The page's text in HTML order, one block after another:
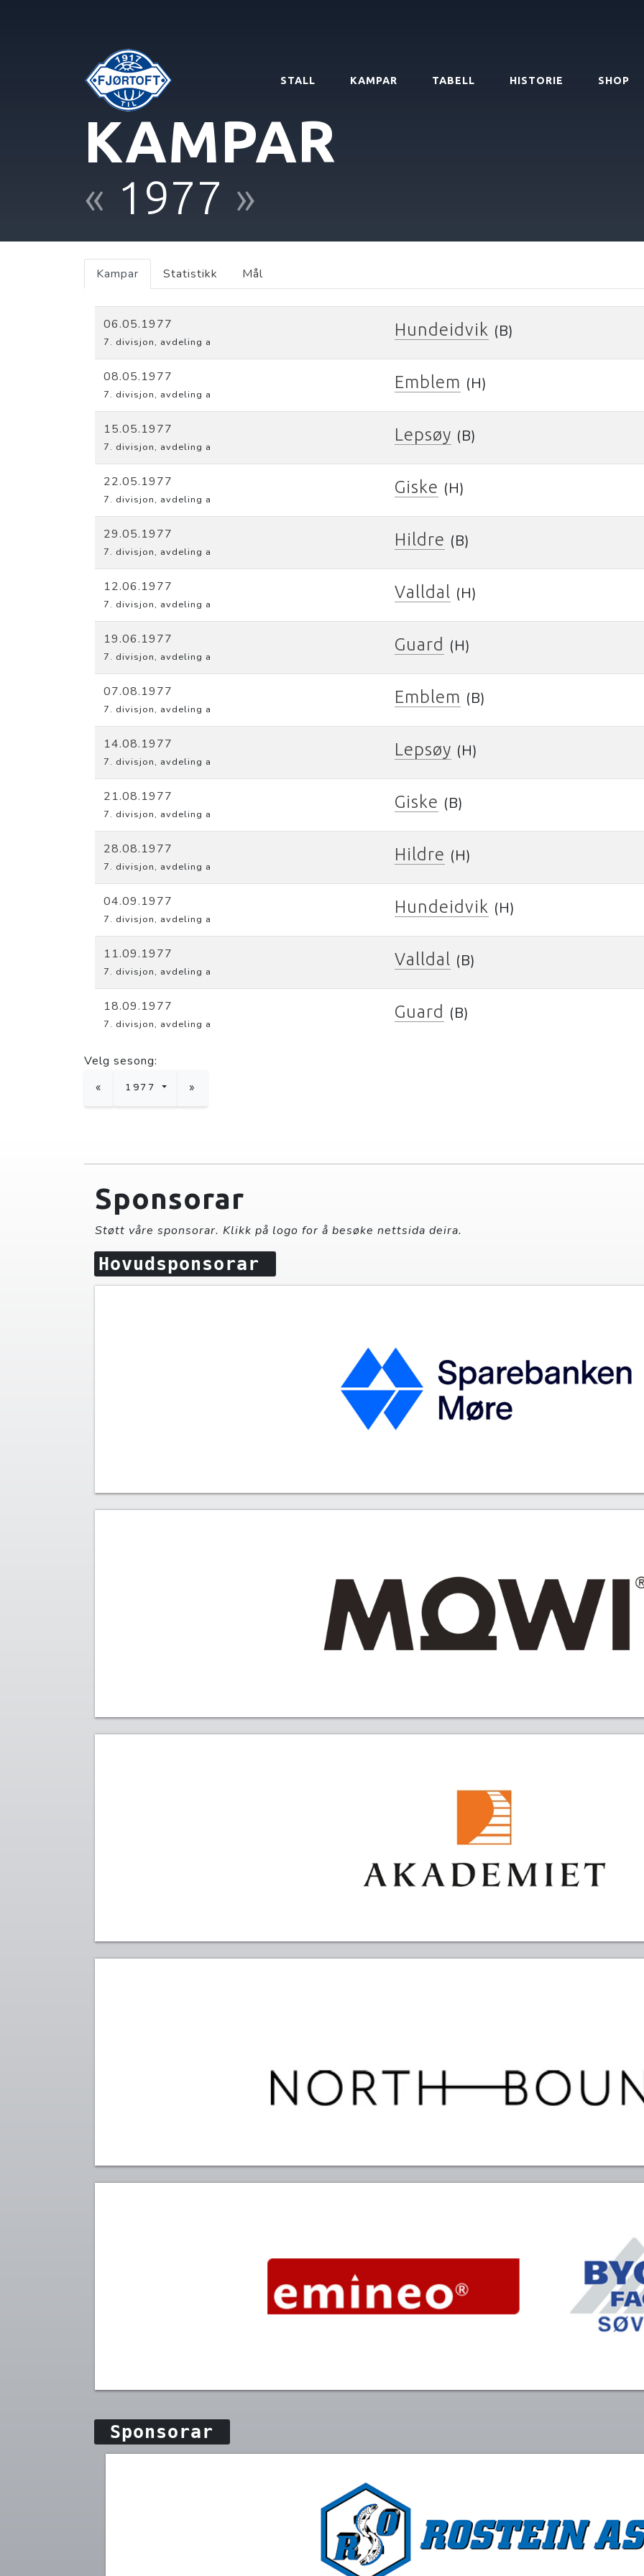
STALL KAMPAR TABELL HISTORIE SHOP
KAMPAR
« 1977 »
Kampar Statistikk Mål
06.05.1977
7. divisjon, avdeling a
Hundeidvik (B)
08.05.1977
7. divisjon, avdeling a
Emblem (H)
15.05.1977
7. divisjon, avdeling a
Lepsøy (B)
22.05.1977
7. divisjon, avdeling a
Giske (H)
29.05.1977
7. divisjon, avdeling a
Hildre (B)
12.06.1977
7. divisjon, avdeling a
Valldal (H)
19.06.1977
7. divisjon, avdeling a
Guard (H)
07.08.1977
7. divisjon, avdeling a
Emblem (B)
14.08.1977
7. divisjon, avdeling a
Lepsøy (H)
21.08.1977
7. divisjon, avdeling a
Giske (B)
28.08.1977
7. divisjon, avdeling a
Hildre (H)
04.09.1977
7. divisjon, avdeling a
Hundeidvik (H)
11.09.1977
7. divisjon, avdeling a
Valldal (B)
18.09.1977
7. divisjon, avdeling a
Guard (B)
Velg sesong:
« 1977 »
Sponsorar
Støtt våre sponsorar. Klikk på logo for å besøke nettsida deira.
Hovudsponsorar
Sponsorar